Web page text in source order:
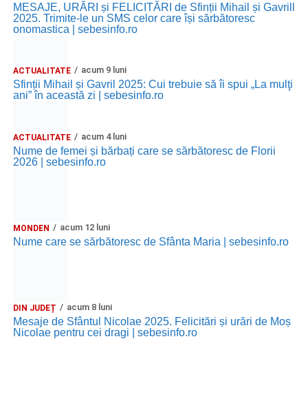
MESAJE, URĂRI și FELICITĂRI de Sfinții Mihail și Gavrill
2025. Trimite-le un SMS celor care își sărbătoresc
onomastica | sebesinfo.ro
ACTUALITATE acum 9 luni
Sfinții Mihail și Gavril 2025: Cui trebuie să îi spui „La mulţi
ani” în această zi | sebesinfo.ro
ACTUALITATE acum 4 luni
Nume de femei și bărbați care se sărbătoresc de Florii
2026 | sebesinfo.ro
MONDEN acum 12 luni
Nume care se sărbătoresc de Sfânta Maria | sebesinfo.ro
DIN JUDEȚ acum 8 luni
Mesaje de Sfântul Nicolae 2025. Felicitări și urări de Moș
Nicolae pentru cei dragi | sebesinfo.ro